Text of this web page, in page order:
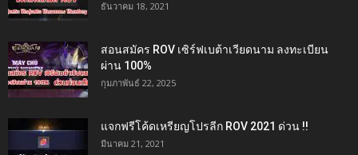
ธันวาคม 18, 2021
สอนสมัคร ROV เซิร์ฟเบต้าเวียดนาม ลงทะเบียน
ผ่าน 100%
กุมภาพันธ์ 22, 2025
แจกฟรีโค้ดเหรียญโปรลีก ROV 2021 ด่วน !!
มีนาคม 21, 2021